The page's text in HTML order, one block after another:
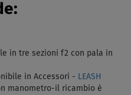
in tre sezioni f2 con pala in
in Accessori - LEASH
manometro-il ricambio è